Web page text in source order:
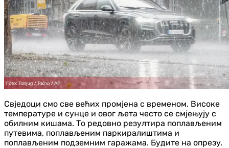
Свједоци смо све већих промјена с временом. Високе
температуре и сунце и овог љета често се смјењују с
обилним кишама. То редовно резултира поплављеним
путевима, поплављеним паркиралиштима и
поплављеним подземним гаражама. Будите на опрезу.